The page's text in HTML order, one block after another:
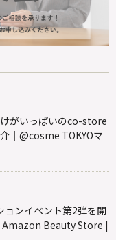
がいっぱいのco-store
｜@cosme TOKYOマ
ョンイベント第2弾を開
Amazon Beauty Store |